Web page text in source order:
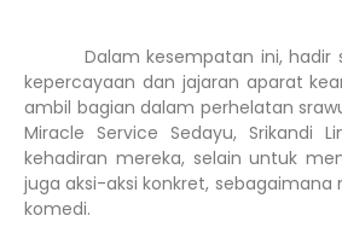
Dalam kesempatan ini, hadir
kepercayaan dan jajaran aparat
ambil bagian dalam perhelatan
Miracle Service Sedayu, Srikandi
kehadiran mereka, selain untuk
juga aksi-aksi konkret,
komedi.